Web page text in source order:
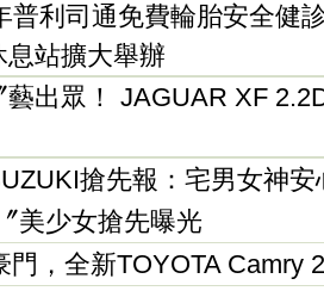
普利司通免費輪胎安全健
息站擴大舉辦
藝出眾！ JAGUAR XF
搶先報：宅男女神
美少女搶先曝光
門，全新TOYOTA Camry